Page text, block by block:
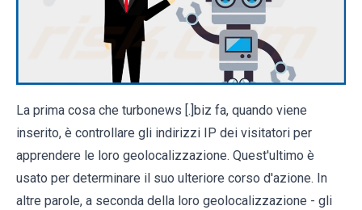
La prima cosa che turbonews [.]biz fa, quando viene
inserito, è controllare gli indirizzi IP dei visitatori per
apprendere le loro geolocalizzazione. Quest'ultimo è
usato per determinare il suo ulteriore corso d'azione. In
altre parole, a seconda della loro geolocalizzazione - gli